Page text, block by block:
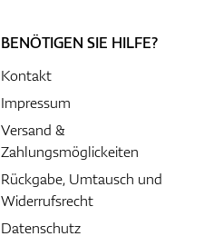
BENÖTIGEN SIE HILFE?
Kontakt
Impressum
Versand &
Zahlungsmöglickeiten
Rückgabe, Umtausch und
Widerrufsrecht
Datenschutz